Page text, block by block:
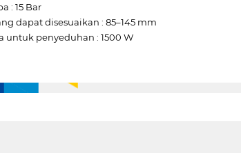
: 15 Bar
dapat disesuaikan : 85–145 mm
untuk penyeduhan : 1500 W